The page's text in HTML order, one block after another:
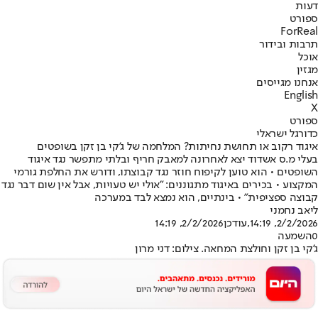
דעות
ספורט
ForReal
תרבות ובידור
אוכל
מגזין
אנחנו מגייסים
English
X
ספורט
כדורגל ישראלי
איגוד רקוב או תחושת נחיתות? המלחמה של ג'קי בן זקן בשופטים
בעלי מ.ס אשדוד יצא לאחרונה למאבק חריף ובלתי מתפשר נגד איגוד
השופטים • הוא טוען לקיפוח חוזר נגד קבוצתו, ודורש את החלפת גורמי
המקצוע • בכירים באיגוד מתגוננים: "אולי יש טעויות, אבל אין שום דבר נגד
קבוצה ספציפית" • בינתיים, הוא נמצא לבד במערכה
ליאב נחמני
2/2/2026, 14:19
,עודכן2/2/2026, 14:19
0השמעה
ג'קי בן זקן וחולצת המחאה. צילום: דני מרון